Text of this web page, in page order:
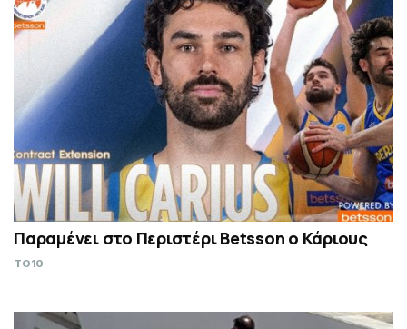
Παραμένει στο Περιστέρι Betsson ο Κάριους
TO10